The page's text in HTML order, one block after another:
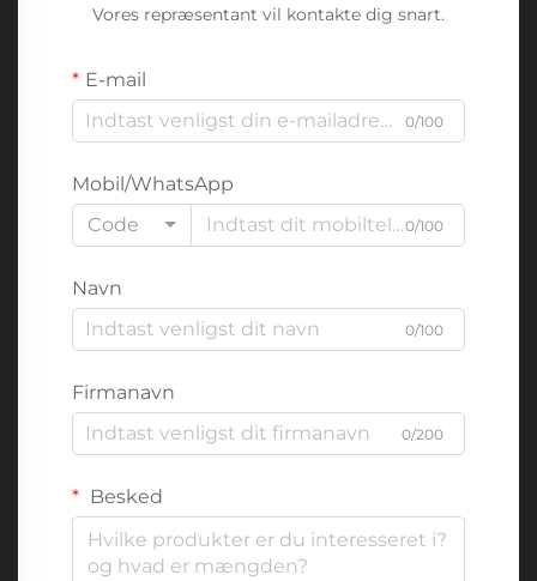
Vores repræsentant vil kontakte dig snart.
E-mail
0/100
Mobil/WhatsApp
Code
0/100
Navn
0/100
Firmanavn
0/200
Besked